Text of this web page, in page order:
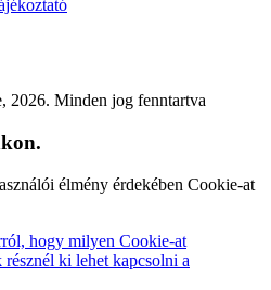
2026. Minden jog fenntartva
élmény érdekében Cookie-at
hogy milyen Cookie-at
ki lehet kapcsolni a